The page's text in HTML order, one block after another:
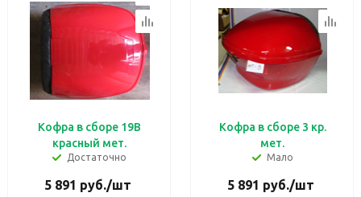
Кофра в сборе 19В
красный мет.
Достаточно
5 891 руб./шт
Кофра в сборе 3 кр.
мет.
Мало
5 891 руб./шт